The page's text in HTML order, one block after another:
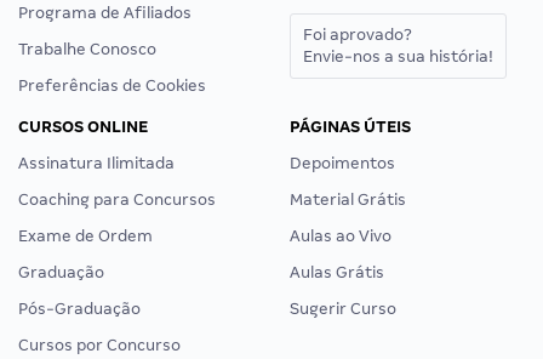
Programa de Afiliados
Trabalhe Conosco
Preferências de Cookies
Foi aprovado?
Envie-nos a sua história!
CURSOS ONLINE
Assinatura Ilimitada
Coaching para Concursos
Exame de Ordem
Graduação
Pós-Graduação
Cursos por Concurso
PÁGINAS ÚTEIS
Depoimentos
Material Grátis
Aulas ao Vivo
Aulas Grátis
Sugerir Curso